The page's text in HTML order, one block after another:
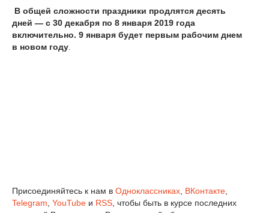
В общей сложности праздники продлятся десять
дней — с 30 декабря по 8 января 2019 года
включительно. 9 января будет первым рабочим днем
в новом году
Присоединяйтесь к нам в Одноклассниках ВКонтакте
Telegram YouTube и RSS , чтобы быть в курсе последних